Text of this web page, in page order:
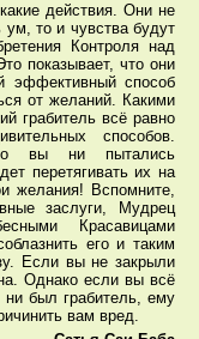
действия. Они не
то и чувства будут
Контроля над
показывает, что они
эффективный способ
от желаний. Какими
грабитель всё равно
способов.
вы ни пытались
перетягивать их на
желания! Вспомните,
заслуги, Мудрец
Красавицами
его и таким
Если вы не закрыли
Однако если вы всё
был грабитель, ему
вам вред.